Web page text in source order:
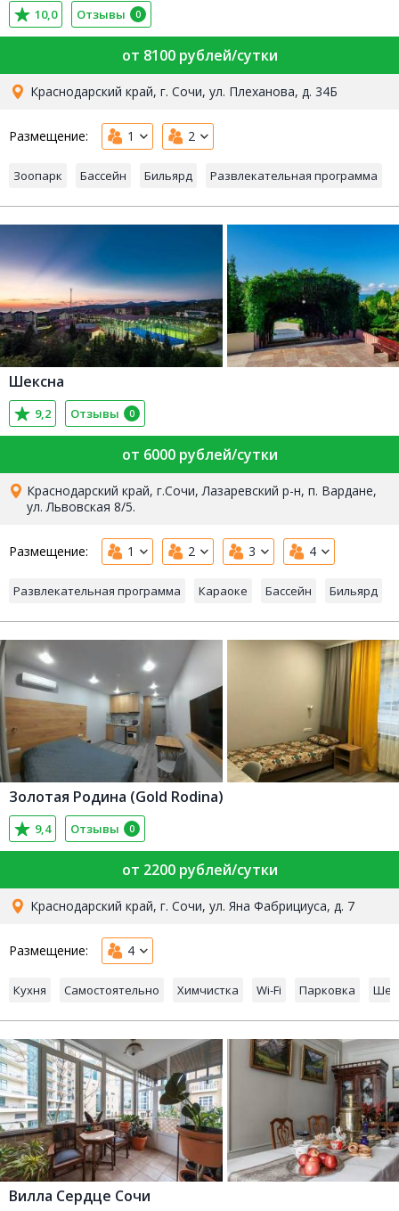
10,0 Отзывы 0
от 8100 рублей/сутки
Краснодарский край, г. Сочи, ул. Плеханова, д. 34Б
Размещение: 1 2
Зоопарк Бассейн Бильярд Развлекательная программа
Шексна
9,2 Отзывы 0
от 6000 рублей/сутки
Краснодарский край, г.Сочи, Лазаревский р-н, п. Вардане,
ул. Львовская 8/5.
Размещение: 1 2 3 4
Развлекательная программа Караоке Бассейн Бильярд
Золотая Родина (Gold Rodina)
9,4 Отзывы 0
от 2200 рублей/сутки
Краснодарский край, г. Сочи, ул. Яна Фабрициуса, д. 7
Размещение: 4
Кухня Самостоятельно Химчистка Wi-Fi Парковка
Вилла Сердце Сочи